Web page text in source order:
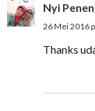
Nyi
26 Mei 2016
Thanks